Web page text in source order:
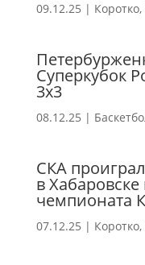
09.12.25 | Коротко,
Суперкубок
3х3
08.12.25 |
СКА
в
чемпионата
07.12.25 | Коротко,